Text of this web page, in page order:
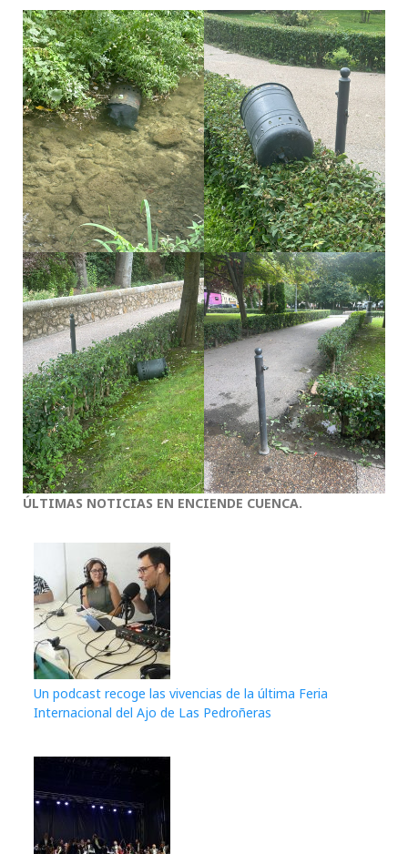
ÚLTIMAS NOTICIAS EN ENCIENDE CUENCA.
Un podcast recoge las vivencias de la última Feria
Internacional del Ajo de Las Pedroñeras